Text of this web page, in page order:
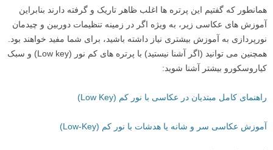
همانطور که گفتیم این پرتره ها اغلب ظاهر تاریک و گرفته دارند بنابراین
آموزش های عکاسی زیر، به ویژه اگر در زمینه تنظیمات دوربین و چیدمان
نورپردازی به آموزش بیشتری نیاز داشته باشید، برای شما مفید خواهند بود.
همچنین می توانید (اگر آشنا نیستید) با پرتره های کم نور (Low key) و سبک
کیاروسکورو بیشتر آشنا شوید:
راهنمای کامل مبتدیان در عکاسی با نور کم (Low Key)
آموزش عکاسی سر و شانه یا هدشات با نور کم (Low-Key)